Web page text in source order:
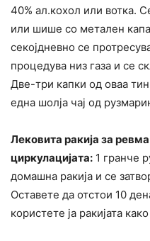
40% ал.кохол или вотка.
или шише со метален
секојдневно се
процедува низ газа и се
Две-три капки од оваа
една шолја чај од
Лековита ракија за
циркулацијата: 1 гранче
домашна ракија и се
Оставете да отстои 10
користете ја ракијата